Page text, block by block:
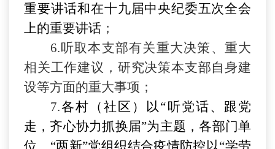
重要讲话和在十九届中央纪委五次全会
上的重要讲话 ；
6.听取本支部有关重大决策、重大
相关工作建议，研究决策本支部自身建
设等方面的重大事项；
7.各村（社区）以“听党话、跟党
走，齐心协力抓换届”为主题，各部门单
位、“两新”党组织结合疫情防控以“学劳